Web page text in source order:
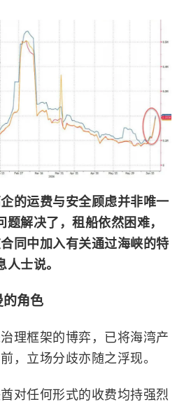
的运费与安全顾虑并非唯一
解决了，租船依然困难，
同中加入有关通过海峡的特
士说。
的角色
理框架的博弈，已将海湾产
，立场分歧亦随之浮现。
对任何形式的收费均持强烈